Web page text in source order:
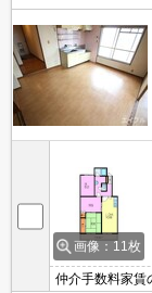
画像：11枚
仲介手数料家賃